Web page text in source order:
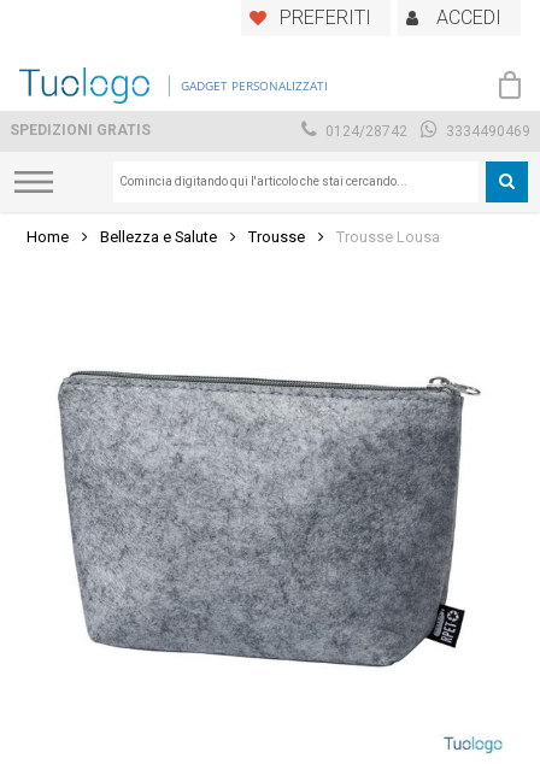
main
PREFERITI ACCEDI
GADGET PERSONALIZZATI
SPEDIZIONI GRATIS 0124/28742 3334490469
Home Bellezza e Salute Trousse Trousse Lousa